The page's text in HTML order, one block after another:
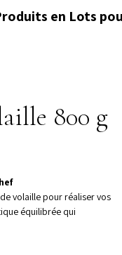
en Lots
800 g
volaille pour réaliser vos
équilibrée qui